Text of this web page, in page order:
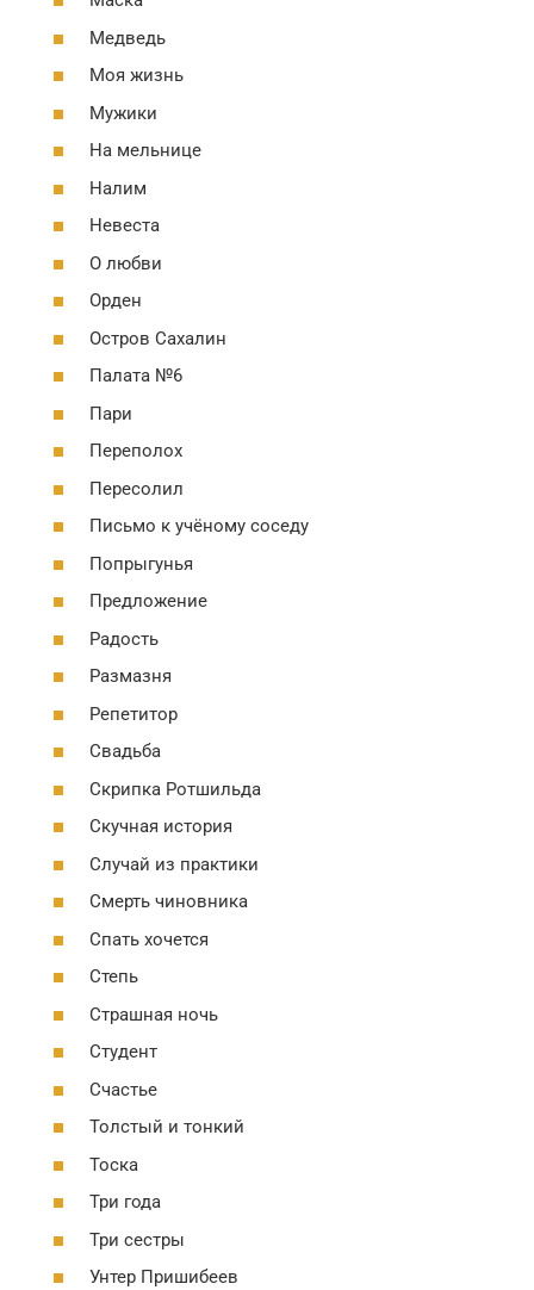
Медведь
Моя жизнь
Мужики
На мельнице
Налим
Невеста
О любви
Орден
Остров Сахалин
Палата №6
Пари
Переполох
Пересолил
Письмо к учёному соседу
Попрыгунья
Предложение
Радость
Размазня
Репетитор
Свадьба
Скрипка Ротшильда
Скучная история
Случай из практики
Смерть чиновника
Спать хочется
Степь
Страшная ночь
Студент
Счастье
Толстый и тонкий
Тоска
Три года
Три сестры
Унтер Пришибеев